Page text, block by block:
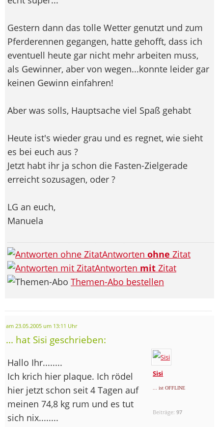
Gestern dann das tolle Wetter genutzt und zum
Pferderennen gegangen, hatte gehofft, dass ich
eventuell heute gar nicht mehr arbeiten muss,
als Gewinner, aber von wegen...konnte leider gar
keinen Gewinn einfahren!
Aber was solls, Hauptsache viel Spaß gehabt
Heute ist's wieder grau und es regnet, wie sieht
es bei euch aus ?
Jetzt habt ihr ja schon die Fasten-Zielgerade
erreicht sozusagen, oder ?
LG an euch,
Manuela
Antworten ohne Zitat
Antworten mit Zitat
Themen-Abo bestellen
am 23.05.2005 um 13:11 Uhr
... hat Sisi geschrieben:
Sisi
... ist OFFLINE
Beiträge:97
Hallo Ihr........
Ich krich hier plaque. Ich rödel
hier jetzt schon seit 4 Tagen auf
meinen 74,8 kg rum und es tut
sich nix........